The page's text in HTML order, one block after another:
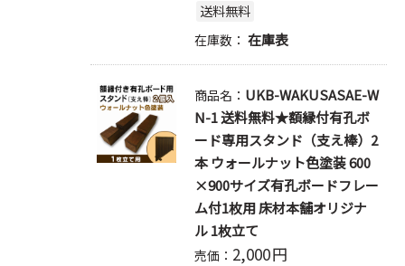
送料無料
在庫数： 在庫表
商品名： UKB-WAKUSASAE-W
N-1 送料無料★額縁付有孔ボ
ード専用スタンド（支え棒）2
本 ウォールナット色塗装 600
×900サイズ有孔ボードフレー
ム付1枚用 床材本舗オリジナ
ル 1枚立て
売価： 2,000円